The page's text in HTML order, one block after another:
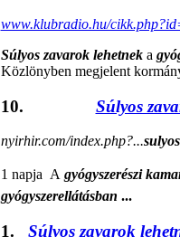
www.klubradio.hu/
Súlyos zavarok lehetneka
Közlönyben megjelent
10. Súlyos
nyirhir.com/index.php?...sulyos
1 napja  A gyógyszerészi
gyógyszerellátásban ...
1. Súlyos zavarok